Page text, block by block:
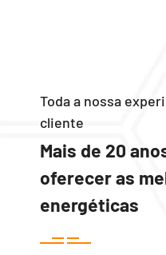
Toda a nossa
cliente
Mais de 20
oferecer as
energéticas